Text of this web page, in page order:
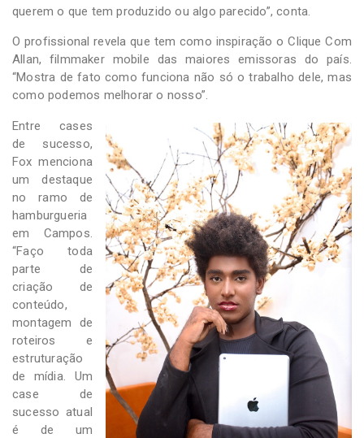
querem o que tem produzido ou algo parecido”, conta.
O profissional revela que tem como inspiração o Clique Com
Allan, filmmaker mobile das maiores emissoras do país.
“Mostra de fato como funciona não só o trabalho dele, mas
como podemos melhorar o nosso”.
Entre cases
de sucesso,
Fox menciona
um destaque
no ramo de
hamburgueria
em Campos.
“Faço toda
parte de
criação de
conteúdo,
montagem de
roteiros e
estruturação
de mídia. Um
case de
sucesso atual
é de um